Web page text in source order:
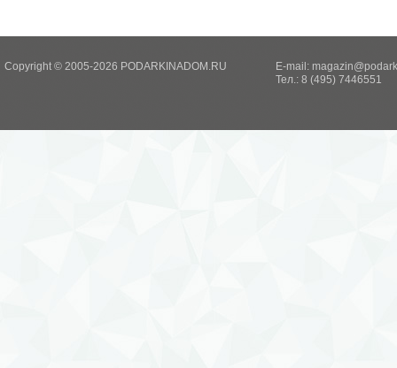
Copyright © 2005-2026 PODARKINADOM.RU E-mail:
Тел.: 8 (495) 7446551